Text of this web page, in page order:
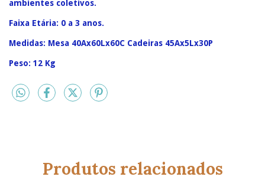
ambientes coletivos.
Faixa Etária: 0 a 3 anos.
Medidas: Mesa 40Ax60Lx60C Cadeiras 45Ax5Lx30P
Peso: 12 Kg
Produtos relacionados